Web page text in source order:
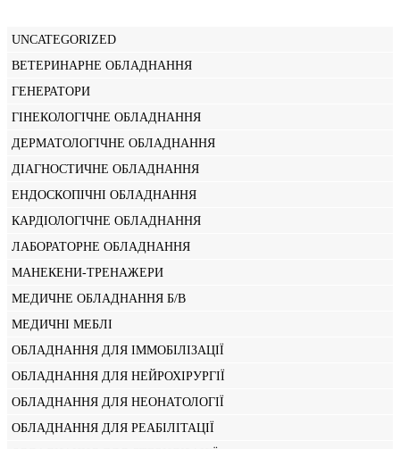
UNCATEGORIZED
ВЕТЕРИНАРНЕ ОБЛАДНАННЯ
ГЕНЕРАТОРИ
ГІНЕКОЛОГІЧНЕ ОБЛАДНАННЯ
ДЕРМАТОЛОГІЧНЕ ОБЛАДНАННЯ
ДІАГНОСТИЧНЕ ОБЛАДНАННЯ
ЕНДОСКОПІЧНІ ОБЛАДНАННЯ
КАРДІОЛОГІЧНЕ ОБЛАДНАННЯ
ЛАБОРАТОРНЕ ОБЛАДНАННЯ
МАНЕКЕНИ-ТРЕНАЖЕРИ
МЕДИЧНЕ ОБЛАДНАННЯ Б/В
МЕДИЧНІ МЕБЛІ
ОБЛАДНАННЯ ДЛЯ ІММОБІЛІЗАЦІЇ
ОБЛАДНАННЯ ДЛЯ НЕЙРОХІРУРГІЇ
ОБЛАДНАННЯ ДЛЯ НЕОНАТОЛОГІЇ
ОБЛАДНАННЯ ДЛЯ РЕАБІЛІТАЦІЇ